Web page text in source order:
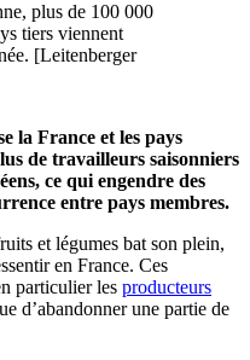
plus de 100 000
tiers viennent
[Leitenberger
la France et les pays
de travailleurs saisonniers
ce qui engendre des
entre pays membres.
et légumes bat son plein,
en France. Ces
particulier les producteurs
d’abandonner une partie de